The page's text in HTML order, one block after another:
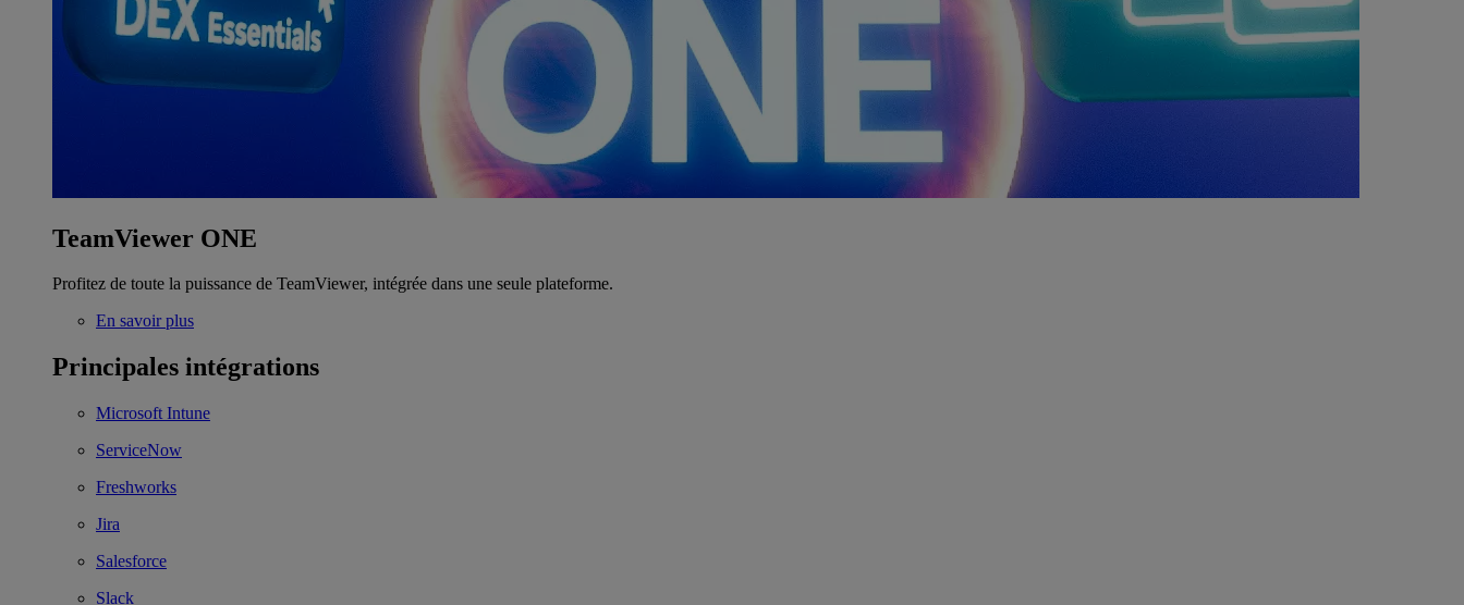
TeamViewer ONE
Profitez de toute la puissance de TeamViewer, intégrée dans une seule plateforme.
En savoir plus
Principales intégrations
Microsoft Intune
ServiceNow
Freshworks
Jira
Salesforce
Slack